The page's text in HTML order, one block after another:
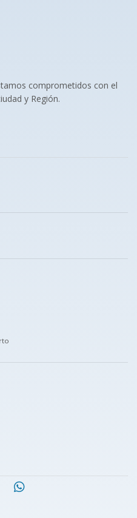
comprometidos con el
y Región.